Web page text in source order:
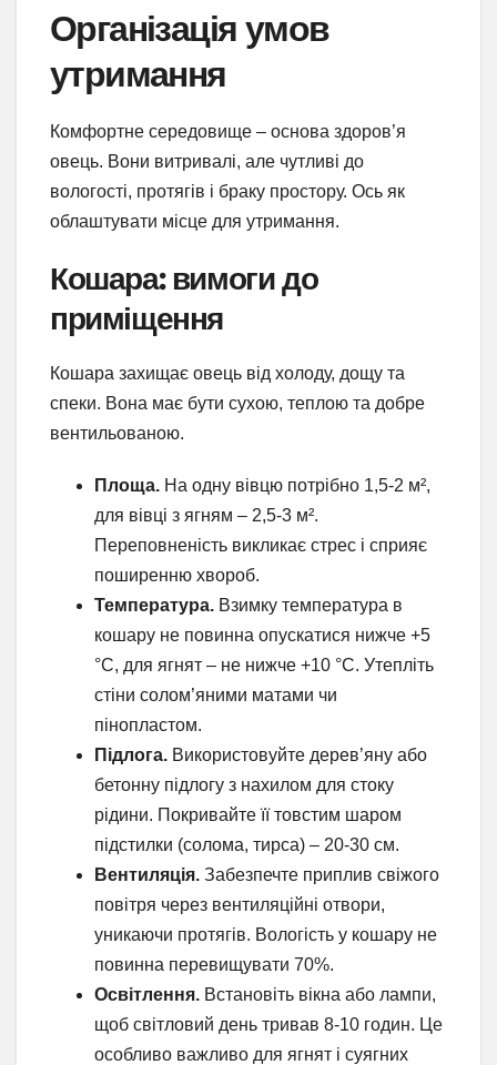
Організація умов
утримання
Комфортне середовище – основа здоров’я
овець. Вони витривалі, але чутливі до
вологості, протягів і браку простору. Ось як
облаштувати місце для утримання.
Кошара: вимоги до
приміщення
Кошара захищає овець від холоду, дощу та
спеки. Вона має бути сухою, теплою та добре
вентильованою.
Площа. На одну вівцю потрібно 1,5-2 м²,
для вівці з ягням – 2,5-3 м².
Переповненість викликає стрес і сприяє
поширенню хвороб.
Температура. Взимку температура в
кошару не повинна опускатися нижче +5
°C, для ягнят – не нижче +10 °C. Утепліть
стіни солом’яними матами чи
пінопластом.
Підлога. Використовуйте дерев’яну або
бетонну підлогу з нахилом для стоку
рідини. Покривайте її товстим шаром
підстилки (солома, тирса) – 20-30 см.
Вентиляція. Забезпечте приплив свіжого
повітря через вентиляційні отвори,
уникаючи протягів. Вологість у кошару не
повинна перевищувати 70%.
Освітлення. Встановіть вікна або лампи,
щоб світловий день тривав 8-10 годин. Це
особливо важливо для ягнят і суягних